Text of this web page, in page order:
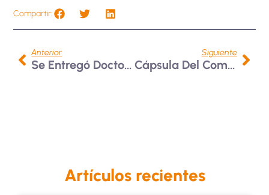
Compartir:
Anterior
Se Entregó Doctorado Honoris Causa
Siguiente
Cápsula Del Comité De Bioética N° 6
Artículos recientes